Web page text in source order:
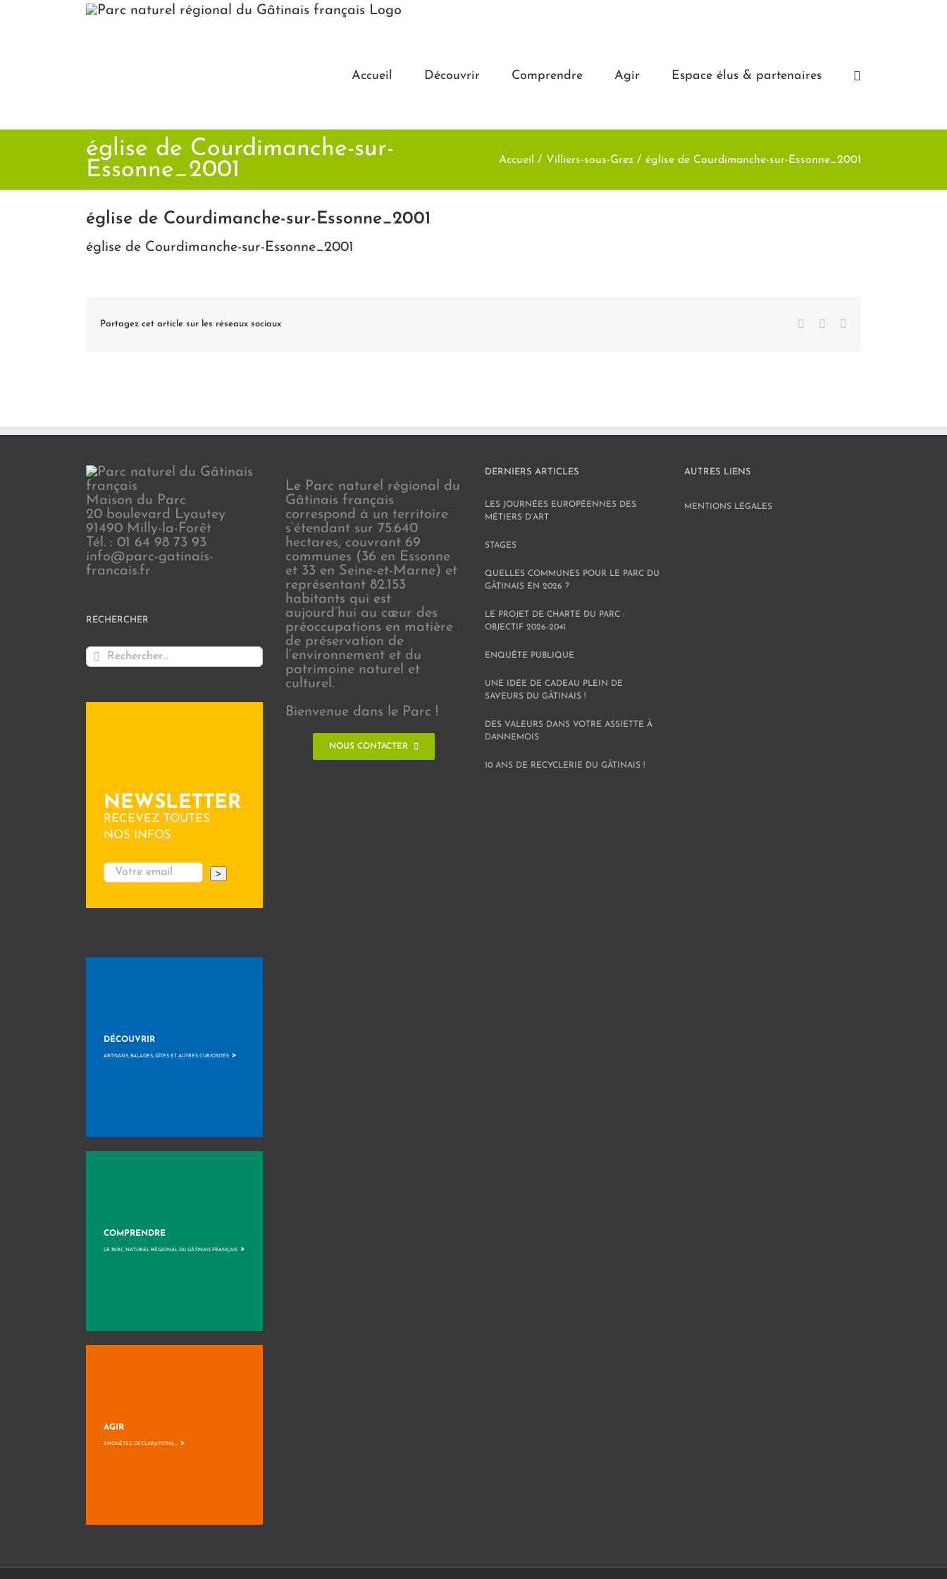
Accueil Découvrir Comprendre Agir Espace élus & partenaires
église de Courdimanche-sur-
Essonne_2001
Accueil Villiers-sous-Grez église de Courdimanche-sur-Essonne_2001
église de Courdimanche-sur-Essonne_2001
église de Courdimanche-sur-Essonne_2001
Partagez cet article sur les réseaux sociaux Facebook
Maison du Parc
20 boulevard Lyautey
91490 Milly-la-Forêt
Tél. : 01 64 98 73 93
info@parc-gatinais-
francais.fr
RECHERCHER
Rechercher:
NEWSLETTER
RECEVEZ TOUTES
NOS INFOS
>
DÉCOUVRIR
ARTISANS, BALADES, GÎTES ET AUTRES CURIOSITÉS >
COMPRENDRE
LE PARC NATUREL RÉGIONAL DU GÂTINAIS FRANÇAIS >
AGIR
ENQUÊTES, DÉCLARATIONS, ... >
Le Parc naturel régional du
Gâtinais français
correspond à un territoire
s’étendant sur 75.640
hectares, couvrant 69
communes (36 en Essonne
et 33 en Seine-et-Marne) et
représentant 82.153
habitants qui est
aujourd’hui au cœur des
préoccupations en matière
de préservation de
l’environnement et du
patrimoine naturel et
culturel.
Bienvenue dans le Parc !
NOUS CONTACTER
DERNIERS ARTICLES
LES JOURNÉES EUROPÉENNES DES
MÉTIERS D’ART
STAGES
QUELLES COMMUNES POUR LE PARC DU
GÂTINAIS EN 2026 ?
LE PROJET DE CHARTE DU PARC :
OBJECTIF 2026-2041
ENQUÊTE PUBLIQUE
UNE IDÉE DE CADEAU PLEIN DE
SAVEURS DU GÂTINAIS !
DES VALEURS DANS VOTRE ASSIETTE À
DANNEMOIS
10 ANS DE RECYCLERIE DU GÂTINAIS !
AUTRES LIENS
MENTIONS LÉGALES